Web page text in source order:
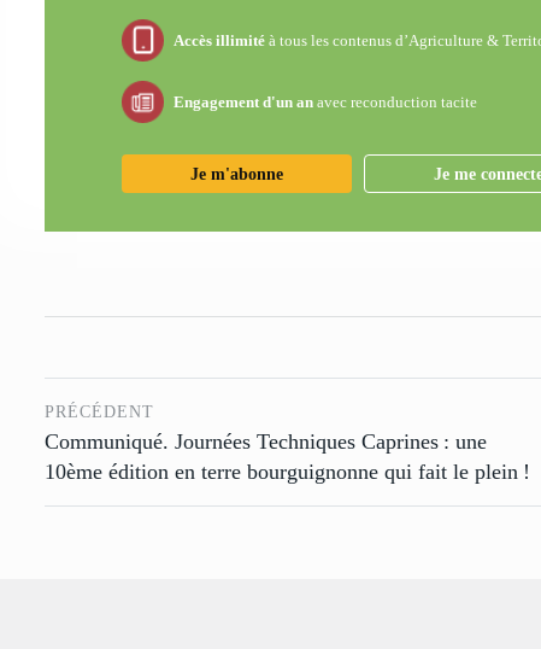
Accès illimité à tous les contenus d’Agriculture &
Engagement d'un an avec reconduction tacite
Je m'abonne Je me
PRÉCÉDENT
Communiqué. Journées Techniques Caprines : une
10ème édition en terre bourguignonne qui fait le plein !